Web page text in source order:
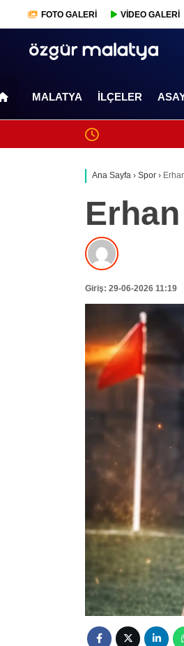
FOTO GALERİ VİDEO GALERİ
MALATYA İLÇELER
Ana Sayfa › Spor ›
Giriş: 29-06-2026 11:19